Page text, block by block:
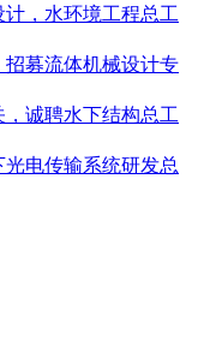
，水环境工程总工
募流体机械设计专
诚聘水下结构总工
电传输系统研发总